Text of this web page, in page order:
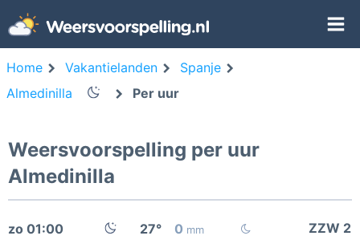
Home Vakantielanden
Spanje
Almedinilla
Per uur
Weersvoorspelling per uur
Almedinilla
zo 01:00 27° 0 mm ZZW 2